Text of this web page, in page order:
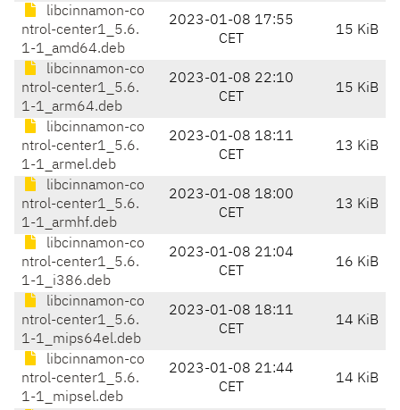
libcinnamon-co
ntrol-center1_5.6.
1-1_amd64.deb
2023-01-08 17:55
CET
15 KiB
libcinnamon-co
ntrol-center1_5.6.
1-1_arm64.deb
2023-01-08 22:10
CET
15 KiB
libcinnamon-co
ntrol-center1_5.6.
1-1_armel.deb
2023-01-08 18:11
CET
13 KiB
libcinnamon-co
ntrol-center1_5.6.
1-1_armhf.deb
2023-01-08 18:00
CET
13 KiB
libcinnamon-co
ntrol-center1_5.6.
1-1_i386.deb
2023-01-08 21:04
CET
16 KiB
libcinnamon-co
ntrol-center1_5.6.
1-1_mips64el.deb
2023-01-08 18:11
CET
14 KiB
libcinnamon-co
ntrol-center1_5.6.
1-1_mipsel.deb
2023-01-08 21:44
CET
14 KiB